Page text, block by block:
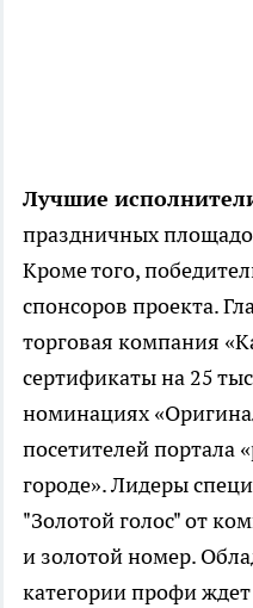
Лучшие
праздничных
Кроме того,
спонсоров проекта.
торговая компания
сертификаты на 25
номинациях
посетителей портала
городе». Лидеры
"Золотой голос" от
и золотой номер.
категории профи